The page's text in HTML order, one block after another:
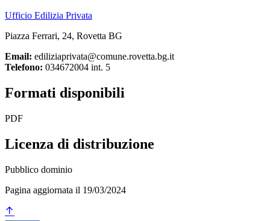
Ufficio Edilizia Privata
Piazza Ferrari, 24, Rovetta BG
Email: ediliziaprivata@comune.rovetta.bg.it
Telefono: 034672004 int. 5
Formati disponibili
PDF
Licenza di distribuzione
Pubblico dominio
Pagina aggiornata il 19/03/2024